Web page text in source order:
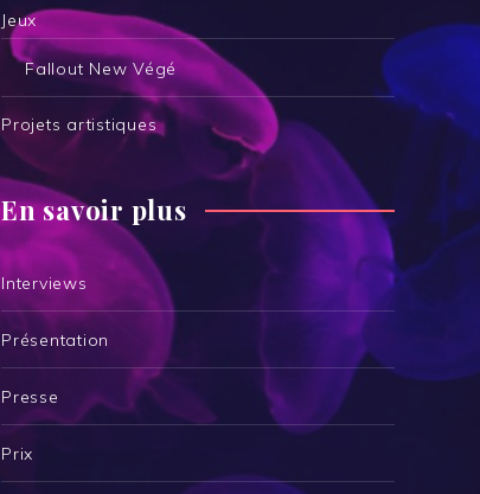
Jeux
Fallout New Végé
Projets artistiques
En savoir plus
Interviews
Présentation
Presse
Prix